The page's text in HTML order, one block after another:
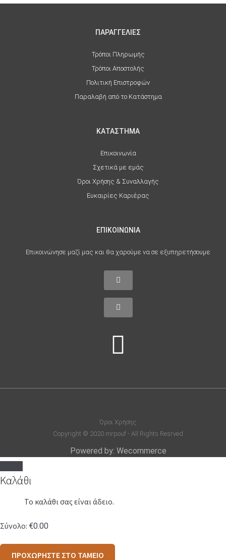
ΠΑΡΑΓΓΕΛΙΕΣ
Τρόποι Πληρωμής
Τρόποι Αποστολής
Πολιτική Επιστροφών
Παραλαβή από το Κατάστημα
ΚΑΤΑΣΤΗΜΑ
Επικοινωνία
Σχετικά με εμάς
Όροι Χρήσης & Συναλλαγής
Ευκαιρίες Καριέρας
ΕΠΙΚΟΙΝΩΝΙΑ
Επικοινώνησε μαζί μας και θα χαρούμε να σε εξυπηρετήσουμε
Όροι Χρήσης
Copyright © 2020 mrpouf - All Rights Resrved
Powered by: Wecommerce
Καλάθι
Το καλάθι σας είναι άδειο.
Σύνολο: €0.00
ΠΡΟΧΩΡΗΣΤΕ ΣΤΟ ΤΑΜΕΙΟ